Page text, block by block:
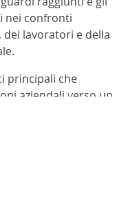
nei confronti
dei lavoratori e della
principali che
aziendali verso un